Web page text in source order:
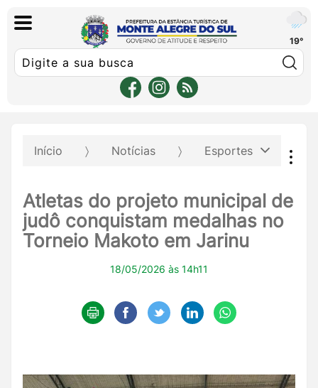
19°
Início Notícias Esportes
Atletas do projeto municipal de
judô conquistam medalhas no
Torneio Makoto em Jarinu
18/05/2026 às 14h11